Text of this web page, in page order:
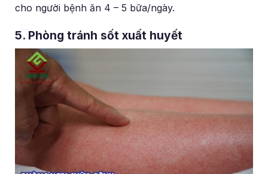
cho người bệnh ăn 4 – 5 bữa/ngày.
5. Phòng tránh sốt xuất huyết